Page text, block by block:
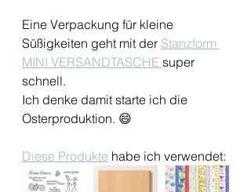
Eine Verpackung für kleine
Süßigkeiten geht mit der Stanzform
MINI VERSANDTASCHE super
schnell.
Ich denke damit starte ich die
Osterproduktion. 😄
Diese Produkte habe ich verwendet: